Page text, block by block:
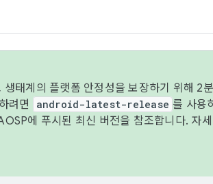
태계의 플랫폼 안정성을 보장하기 위해 2
려면
android-latest-release 를 사용
에 푸시된 최신 버전을 참조합니다. 자